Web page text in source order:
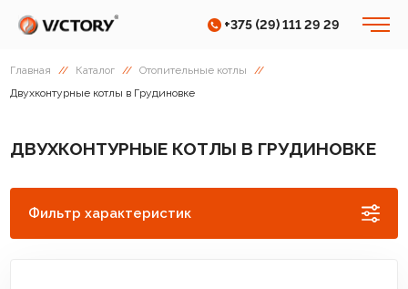
+375 (29) 111 29 29
Главная // Каталог // Отопительные котлы
//
Двухконтурные котлы в Грудиновке
ДВУХКОНТУРНЫЕ КОТЛЫ В ГРУДИНОВКЕ
Фильтр характеристик